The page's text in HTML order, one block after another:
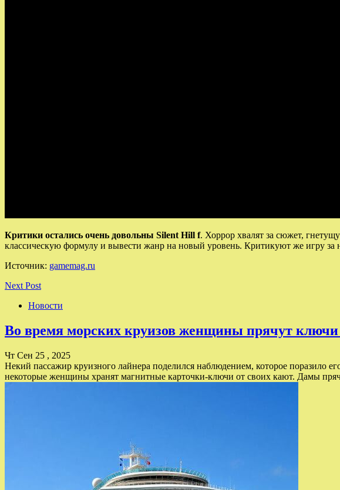
Критики остались очень довольны Silent Hill f. Хоррор хвалят за сюжет,
классическую формулу и вывести жанр на новый уровень. Критикуют же игру за
Источник: gamemag.ru
Next Post
Новости
Во время морских круизов женщины прячут
Чт Сен 25 , 2025
Некий пассажир круизного лайнера поделился наблюдением, которое поразило
некоторые женщины хранят магнитные карточки-ключи от своих кают. Дамы